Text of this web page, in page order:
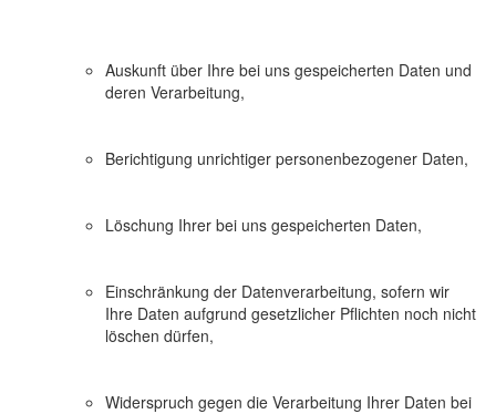
Auskunft über Ihre bei uns gespeicherten Daten und
deren Verarbeitung,
Berichtigung unrichtiger personenbezogener Daten,
Löschung Ihrer bei uns gespeicherten Daten,
Einschränkung der Datenverarbeitung, sofern wir
Ihre Daten aufgrund gesetzlicher Pflichten noch nicht
löschen dürfen,
Widerspruch gegen die Verarbeitung Ihrer Daten bei